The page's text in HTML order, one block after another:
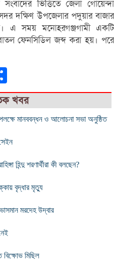
ভিত্তিতে জেলা গোয়েন্দা
দক্ষিণ উপজেলার পদুয়ার বাজার
এ সময় মনোহরগঞ্জগামী একটি
ফেনসিডিল জব্দ করা হয়। পরে
খবর
মানববন্ধন ও আলোচনা সভা অনুষ্ঠিত
হিন্দু শরণার্থীরা কী বলছেন?
বৃদ্ধার মৃত্যু
মরদেহ উদ্বার
বিক্ষোভ মিছিল